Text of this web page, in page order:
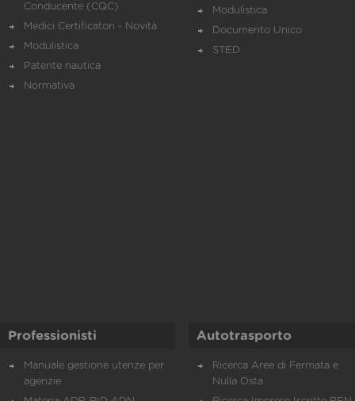
Conducente (CQC)
Medici Certificatori - Novità
Modulistica
Patente nautica
Normativa
Modulistica
Documento Unico
STED
Professionisti
Manuale gestione utenze per
agenzie
Autotrasporto
Ricerca Aree di Fermata e
Nulla Osta